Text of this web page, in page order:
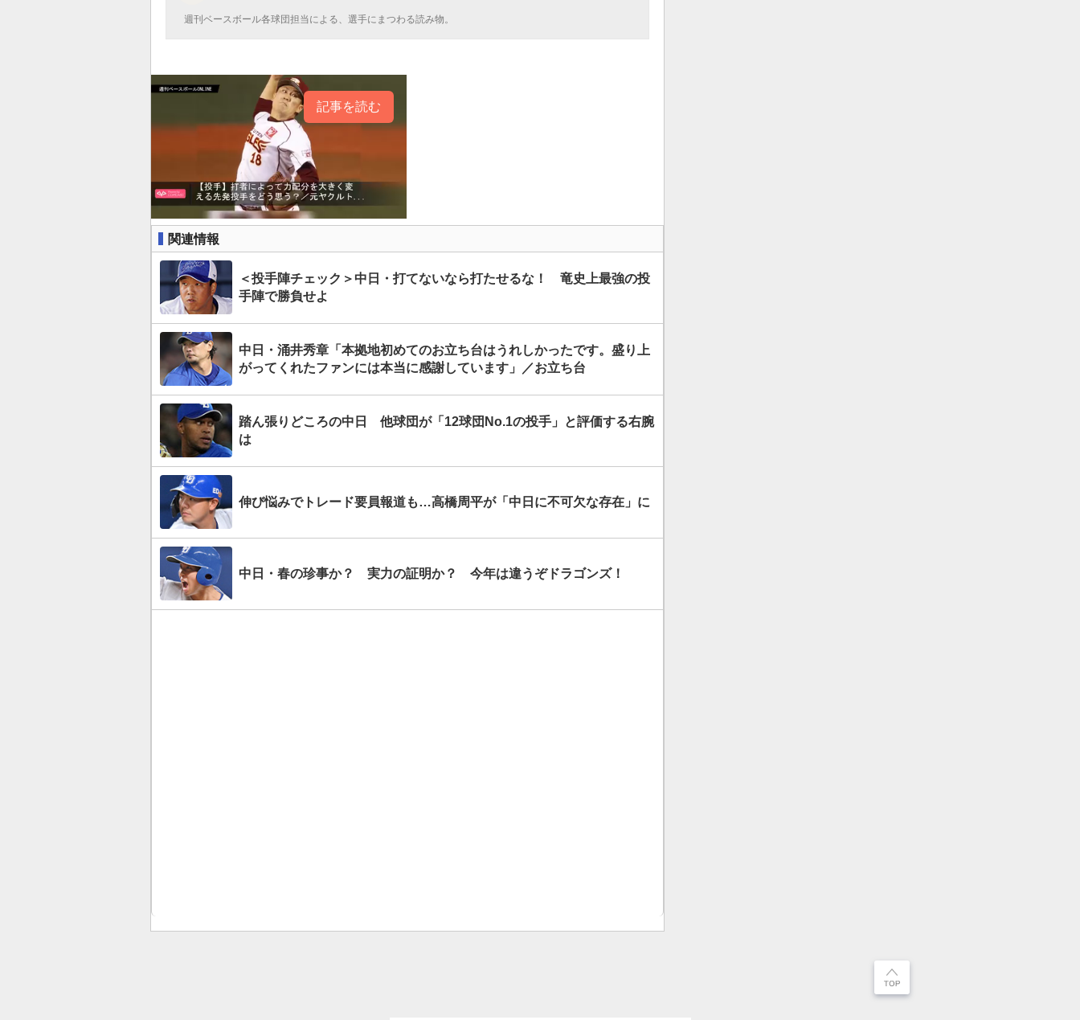
週刊ベースボール各球団担当による、選手にまつわる読み物。
記事を読む
関連情報
＜投手陣チェック＞中日・打てないなら打たせるな！ 竜史上最強の投
手陣で勝負せよ
中日・涌井秀章「本拠地初めてのお立ち台はうれしかったです。盛り上
がってくれたファンには本当に感謝しています」／お立ち台
踏ん張りどころの中日 他球団が「12球団No.1の投手」と評価する右腕
は
伸び悩みでトレード要員報道も…高橋周平が「中日に不可欠な存在」に
中日・春の珍事か？ 実力の証明か？ 今年は違うぞドラゴンズ！